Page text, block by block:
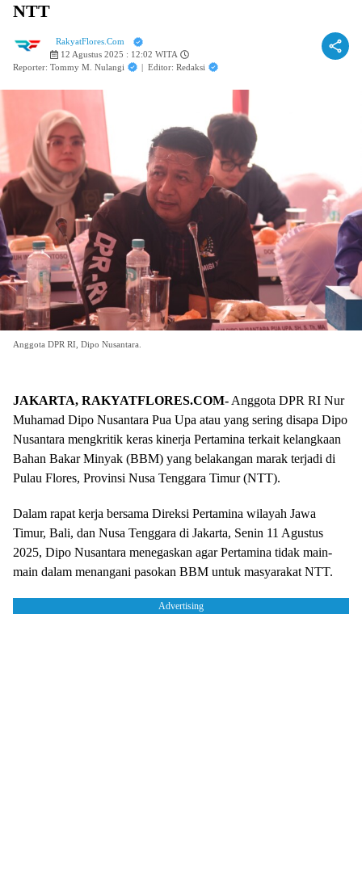
NTT
RakyatFlores.Com
12 Agustus 2025 : 12:02 WITA
Reporter: Tommy M. Nulangi
| Editor: Redaksi
Anggota DPR RI, Dipo Nusantara.
JAKARTA, RAKYATFLORES.COM-Anggota DPR RI Nur
Muhamad Dipo Nusantara Pua Upa atau yang sering disapa Dipo
Nusantara mengkritik keras kinerja Pertamina terkait kelangkaan
Bahan Bakar Minyak (BBM) yang belakangan marak terjadi di
Pulau Flores, Provinsi Nusa Tenggara Timur (NTT).
Dalam rapat kerja bersama Direksi Pertamina wilayah Jawa
Timur, Bali, dan Nusa Tenggara di Jakarta, Senin 11 Agustus
2025, Dipo Nusantara menegaskan agar Pertamina tidak main-
main dalam menangani pasokan BBM untuk masyarakat NTT.
Advertising